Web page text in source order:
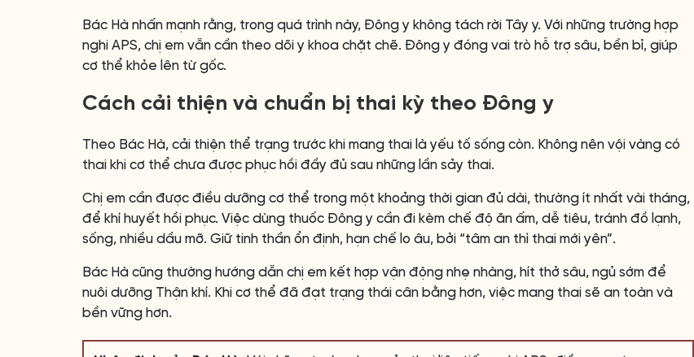
Bác Hà nhấn mạnh rằng, trong quá trình này, Đông y không tách rời Tây y. Với những trường hợp
nghi APS, chị em vẫn cần theo dõi y khoa chặt chẽ. Đông y đóng vai trò hỗ trợ sâu, bền bỉ, giúp
cơ thể khỏe lên từ gốc.
Cách cải thiện và chuẩn bị thai kỳ theo Đông y
Theo Bác Hà, cải thiện thể trạng trước khi mang thai là yếu tố sống còn. Không nên vội vàng có
thai khi cơ thể chưa được phục hồi đầy đủ sau những lần sảy thai.
Chị em cần được điều dưỡng cơ thể trong một khoảng thời gian đủ dài, thường ít nhất vài tháng,
để khí huyết hồi phục. Việc dùng thuốc Đông y cần đi kèm chế độ ăn ấm, dễ tiêu, tránh đồ lạnh,
sống, nhiều dầu mỡ. Giữ tinh thần ổn định, hạn chế lo âu, bởi “tâm an thì thai mới yên”.
Bác Hà cũng thường hướng dẫn chị em kết hợp vận động nhẹ nhàng, hít thở sâu, ngủ sớm để
nuôi dưỡng Thận khí. Khi cơ thể đã đạt trạng thái cân bằng hơn, việc mang thai sẽ an toàn và
bền vững hơn.